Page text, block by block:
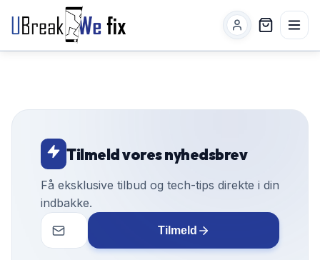
Tilmeld vores nyhedsbrev
Få eksklusive tilbud og tech-tips direkte i din
indbakke.
Tilmeld